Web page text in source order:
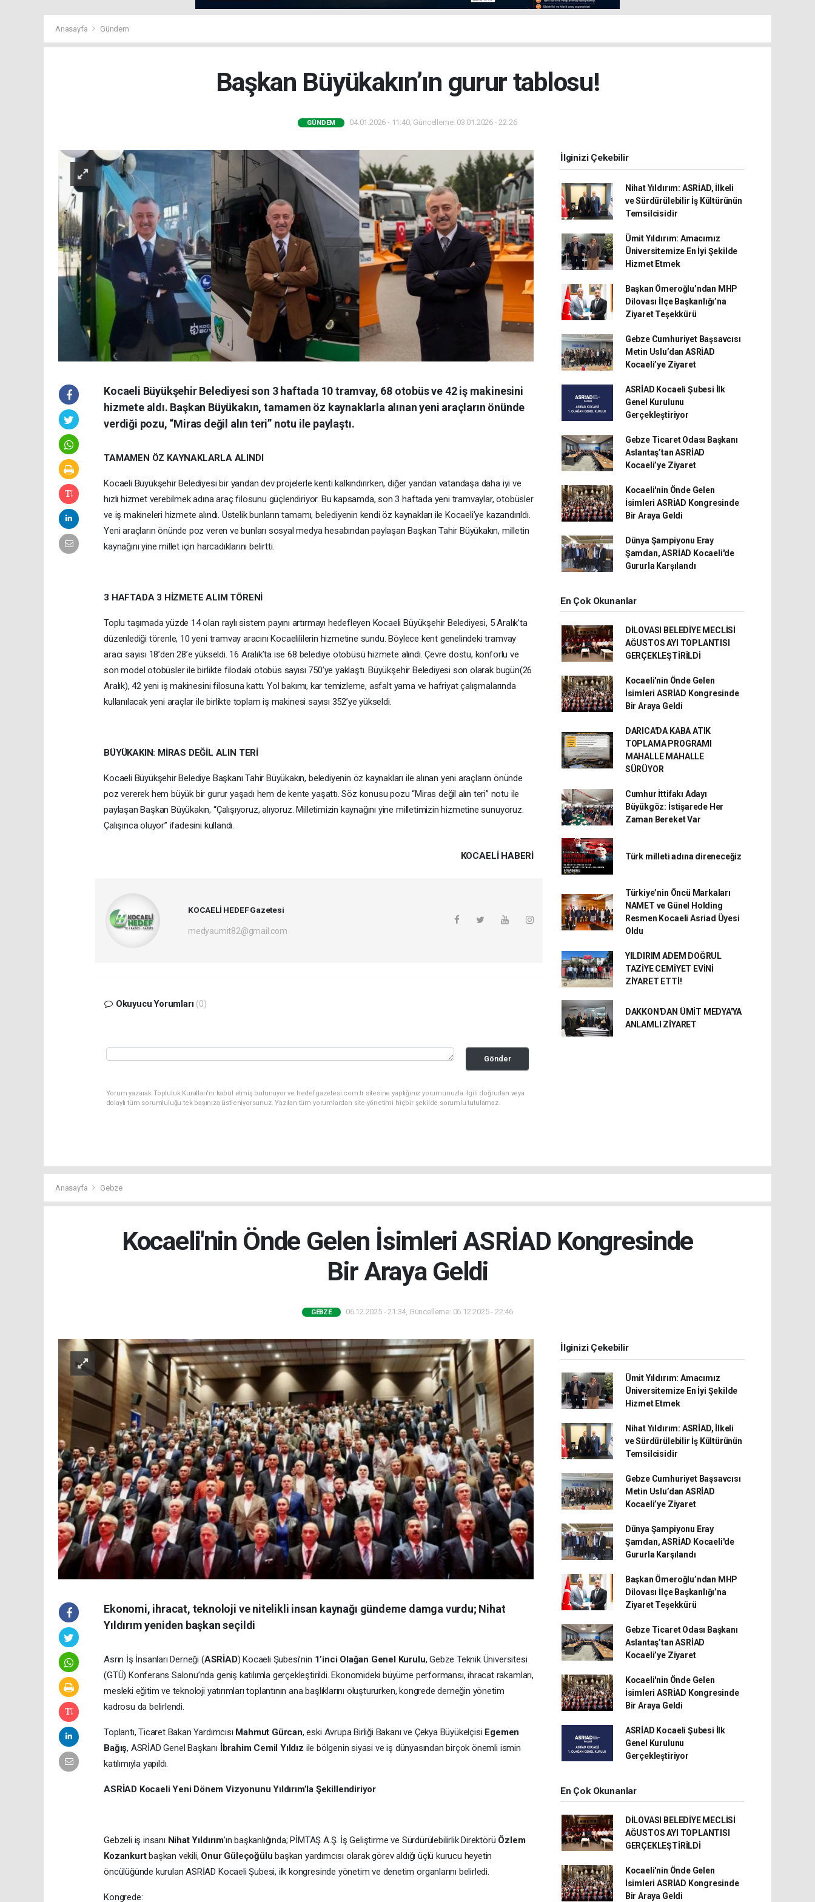
Anasayfa Gündem
Başkan Büyükakın’ın gurur tablosu!
GÜNDEM 04.01.2026 - 11:40, Güncelleme: 03.01.2026 - 22:26
Kocaeli Büyükşehir Belediyesi son 3 haftada 10 tramvay, 68 otobüs ve 42 iş makinesini
hizmete aldı. Başkan Büyükakın, tamamen öz kaynaklarla alınan yeni araçların önünde
verdiği pozu, “Miras değil alın teri” notu ile paylaştı.
TAMAMEN ÖZ KAYNAKLARLA ALINDI
Kocaeli Büyükşehir Belediyesi bir yandan dev projelerle kenti kalkındırırken, diğer yandan vatandaşa daha iyi ve
hızlı hizmet verebilmek adına araç filosunu güçlendiriyor. Bu kapsamda, son 3 haftada yeni tramvaylar, otobüsler
ve iş makineleri hizmete alındı. Üstelik bunların tamamı, belediyenin kendi öz kaynakları ile Kocaeli’ye kazandırıldı.
Yeni araçların önünde poz veren ve bunları sosyal medya hesabından paylaşan Başkan Tahir Büyükakın, milletin
kaynağını yine millet için harcadıklarını belirtti.
3 HAFTADA 3 HİZMETE ALIM TÖRENİ
Toplu taşımada yüzde 14 olan raylı sistem payını artırmayı hedefleyen Kocaeli Büyükşehir Belediyesi, 5 Aralık’ta
düzenlediği törenle, 10 yeni tramvay aracını Kocaelililerin hizmetine sundu. Böylece kent genelindeki tramvay
aracı sayısı 18’den 28’e yükseldi. 16 Aralık’ta ise 68 belediye otobüsü hizmete alındı. Çevre dostu, konforlu ve
son model otobüsler ile birlikte filodaki otobüs sayısı 750’ye yaklaştı. Büyükşehir Belediyesi son olarak bugün(26
Aralık), 42 yeni iş makinesini filosuna kattı. Yol bakımı, kar temizleme, asfalt yama ve hafriyat çalışmalarında
kullanılacak yeni araçlar ile birlikte toplam iş makinesi sayısı 352’ye yükseldi.
BÜYÜKAKIN: MİRAS DEĞİL ALIN TERİ
Kocaeli Büyükşehir Belediye Başkanı Tahir Büyükakın, belediyenin öz kaynakları ile alınan yeni araçların önünde
poz vererek hem büyük bir gurur yaşadı hem de kente yaşattı. Söz konusu pozu “Miras değil alın teri” notu ile
paylaşan Başkan Büyükakın, “Çalışıyoruz, alıyoruz. Milletimizin kaynağını yine milletimizin hizmetine sunuyoruz.
Çalışınca oluyor” ifadesini kullandı.
KOCAELI HABERİ
KOCAELİ HEDEF Gazetesi
medyaumit82@gmail.com
Okuyucu Yorumları (0)
Gönder
Yorum yazarak Topluluk Kuralları’nı kabul etmiş bulunuyor ve hedefgazetesi.com.tr sitesine yaptığınız yorumunuzla ilgili doğrudan veya
dolaylı tüm sorumluluğu tek başınıza üstleniyorsunuz. Yazılan tüm yorumlardan site yönetimi hiçbir şekilde sorumlu tutulamaz.
İlginizi Çekebilir
Nihat Yıldırım: ASRİAD, İlkeli
ve Sürdürülebilir İş Kültürünün
Temsilcisidir
Ümit Yıldırım: Amacımız
Üniversitemize En İyi Şekilde
Hizmet Etmek
Başkan Ömeroğlu’ndan MHP
Dilovası İlçe Başkanlığı’na
Ziyaret Teşekkürü
Gebze Cumhuriyet Başsavcısı
Metin Uslu’dan ASRİAD
Kocaeli’ye Ziyaret
ASRİAD Kocaeli Şubesi İlk
Genel Kurulunu
Gerçekleştiriyor
Gebze Ticaret Odası Başkanı
Aslantaş’tan ASRİAD
Kocaeli’ye Ziyaret
Kocaeli'nin Önde Gelen
İsimleri ASRİAD Kongresinde
Bir Araya Geldi
Dünya Şampiyonu Eray
Şamdan, ASRİAD Kocaeli'de
Gururla Karşılandı
En Çok Okunanlar
DİLOVASI BELEDİYE MECLİSİ
AĞUSTOS AYI TOPLANTISI
GERÇEKLEŞTİRİLDİ
Kocaeli'nin Önde Gelen
İsimleri ASRİAD Kongresinde
Bir Araya Geldi
DARICA'DA KABA ATIK
TOPLAMA PROGRAMI
MAHALLE MAHALLE
SÜRÜYOR
Cumhur İttifakı Adayı
Büyükgöz: İstişarede Her
Zaman Bereket Var
Türk milleti adına direneceğiz
Türkiye’nin Öncü Markaları
NAMET ve Günel Holding
Resmen Kocaeli Asriad Üyesi
Oldu
YILDIRIM ADEM DOĞRUL
TAZİYE CEMİYET EVİNİ
ZİYARET ETTİ!
DAKKON'DAN ÜMİT MEDYA'YA
ANLAMLI ZİYARET
Anasayfa Gebze
Kocaeli'nin Önde Gelen İsimleri ASRİAD Kongresinde
Bir Araya Geldi
GEBZE 06.12.2025 - 21:34, Güncelleme: 06.12.2025 - 22:46
Ekonomi, ihracat, teknoloji ve nitelikli insan kaynağı gündeme damga vurdu; Nihat
Yıldırım yeniden başkan seçildi
Asrın İş İnsanları Derneği (ASRİAD) Kocaeli Şubesi’nin 1’inci Olağan Genel Kurulu, Gebze Teknik Üniversitesi
(GTÜ) Konferans Salonu’nda geniş katılımla gerçekleştirildi. Ekonomideki büyüme performansı, ihracat rakamları,
mesleki eğitim ve teknoloji yatırımları toplantının ana başlıklarını oluştururken, kongrede derneğin yönetim
kadrosu da belirlendi.
Toplantı, Ticaret Bakan Yardımcısı Mahmut Gürcan, eski Avrupa Birliği Bakanı ve Çekya Büyükelçisi Egemen
Bağış, ASRİAD Genel Başkanı İbrahim Cemil Yıldız ile bölgenin siyasi ve iş dünyasından birçok önemli ismin
katılımıyla yapıldı.
ASRİAD Kocaeli Yeni Dönem Vizyonunu Yıldırım’la Şekillendiriyor
Gebzeli iş insanı Nihat Yıldırım’ın başkanlığında; PİMTAŞ A.Ş. İş Geliştirme ve Sürdürülebilirlik Direktörü Özlem
Kozankurtbaşkan vekili, Onur Güleçoğülu başkan yardımcısı olarak görev aldığı üçlü kurucu heyetin
öncülüğünde kurulan ASRİAD Kocaeli Şubesi, ilk kongresinde yönetim ve denetim organlarını belirledi.
Kongrede:
İlginizi Çekebilir
Ümit Yıldırım: Amacımız
Üniversitemize En İyi Şekilde
Hizmet Etmek
Nihat Yıldırım: ASRİAD, İlkeli
ve Sürdürülebilir İş Kültürünün
Temsilcisidir
Gebze Cumhuriyet Başsavcısı
Metin Uslu’dan ASRİAD
Kocaeli’ye Ziyaret
Dünya Şampiyonu Eray
Şamdan, ASRİAD Kocaeli'de
Gururla Karşılandı
Başkan Ömeroğlu’ndan MHP
Dilovası İlçe Başkanlığı’na
Ziyaret Teşekkürü
Gebze Ticaret Odası Başkanı
Aslantaş’tan ASRİAD
Kocaeli’ye Ziyaret
Kocaeli'nin Önde Gelen
İsimleri ASRİAD Kongresinde
Bir Araya Geldi
ASRİAD Kocaeli Şubesi İlk
Genel Kurulunu
Gerçekleştiriyor
En Çok Okunanlar
DİLOVASI BELEDİYE MECLİSİ
AĞUSTOS AYI TOPLANTISI
GERÇEKLEŞTİRİLDİ
Kocaeli'nin Önde Gelen
İsimleri ASRİAD Kongresinde
Bir Araya Geldi